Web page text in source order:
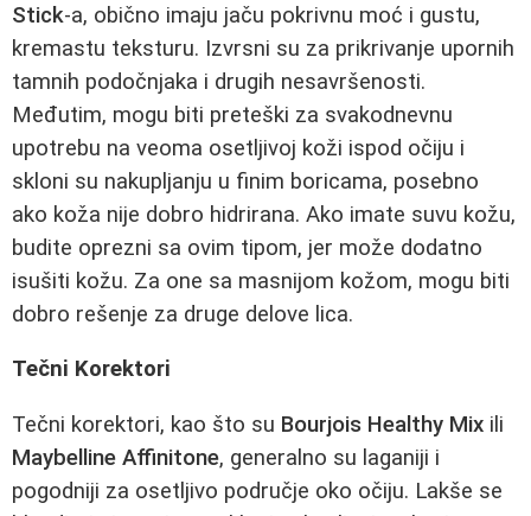
Stick-a, obično imaju jaču pokrivnu moć i gustu,
kremastu teksturu. Izvrsni su za prikrivanje upornih
tamnih podočnjaka i drugih nesavršenosti.
Međutim, mogu biti preteški za svakodnevnu
upotrebu na veoma osetljivoj koži ispod očiju i
skloni su nakupljanju u finim boricama, posebno
ako koža nije dobro hidrirana. Ako imate suvu kožu,
budite oprezni sa ovim tipom, jer može dodatno
isušiti kožu. Za one sa masnijom kožom, mogu biti
dobro rešenje za druge delove lica.
Tečni Korektori
Tečni korektori, kao što su Bourjois Healthy Mix ili
Maybelline Affinitone, generalno su laganiji i
pogodniji za osetljivo područje oko očiju. Lakše se